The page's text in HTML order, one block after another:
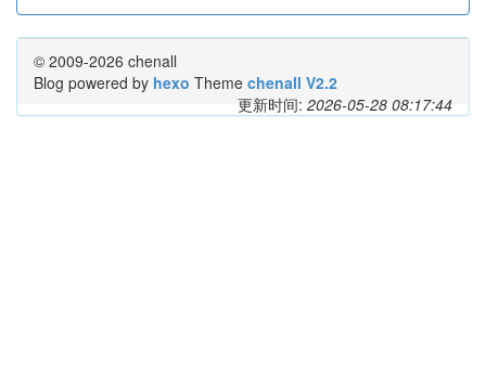
© 2009-2026 chenall
Blog powered by hexo Theme chenall V2.2
更新时间: 2026-05-28 08:17:44